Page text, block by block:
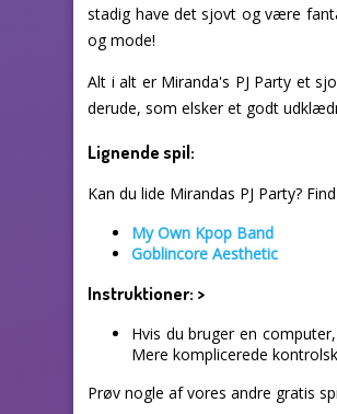
stadig have det sjovt og være
og mode!
Alt i alt er Miranda's PJ Party et
derude, som elsker et godt
Lignende spil:
Kan du lide Mirandas PJ Party?
My Own Kpop Band
Goblincore Aesthetic
Instruktioner: >
Hvis du bruger en
Mere komplicerede
Prøv nogle af vores andre gratis